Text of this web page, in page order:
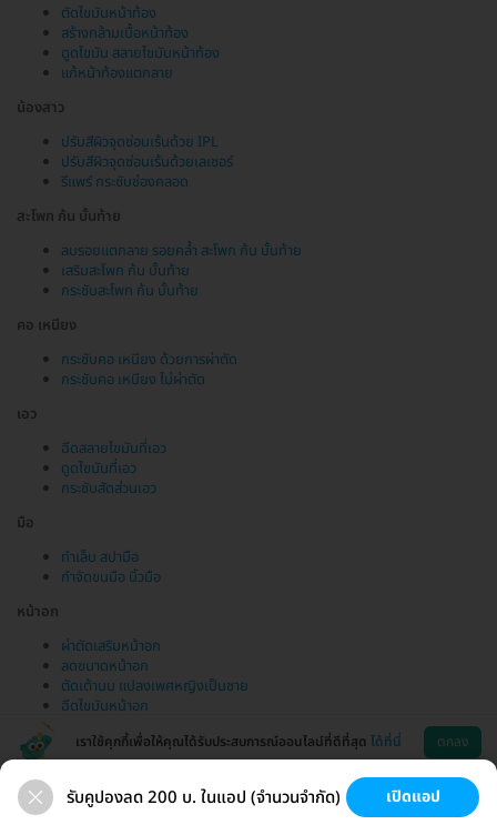
ตัดไขมันหน้าท้อง
สร้างกล้ามเนื้อหน้าท้อง
ดูดไขมัน สลายไขมันหน้าท้อง
แก้หน้าท้องแตกลาย
น้องสาว
ปรับสีผิวจุดซ่อนเร้นด้วย IPL
ปรับสีผิวจุดซ่อนเร้นด้วยเลเซอร์
รีแพร์ กระชับช่องคลอด
สะโพก ก้น บั้นท้าย
ลบรอยแตกลาย รอยคล้ำ สะโพก ก้น บั้นท้าย
เสริมสะโพก ก้น บั้นท้าย
กระชับสะโพก ก้น บั้นท้าย
คอ เหนียง
กระชับคอ เหนียง ด้วยการผ่าตัด
กระชับคอ เหนียง ไม่ผ่าตัด
เอว
ฉีดสลายไขมันที่เอว
ดูดไขมันที่เอว
กระชับสัดส่วนเอว
มือ
ทำเล็บ สปามือ
กำจัดขนมือ นิ้วมือ
หน้าอก
ผ่าตัดเสริมหน้าอก
ลดขนาดหน้าอก
ตัดเต้านม แปลงเพศหญิงเป็นชาย
ฉีดไขมันหน้าอก
ขนที่ลับ ช่วยเหลือ โหลดแอพ
เราใช้คุกกี้เพื่อให้คุณได้รับประสบการณ์ออนไลน์ที่ดีที่สุด ได้ที่นี่ ตกลง
รับคูปองลด 200 บ. ในแอป (จำนวนจำกัด) เปิดแอป